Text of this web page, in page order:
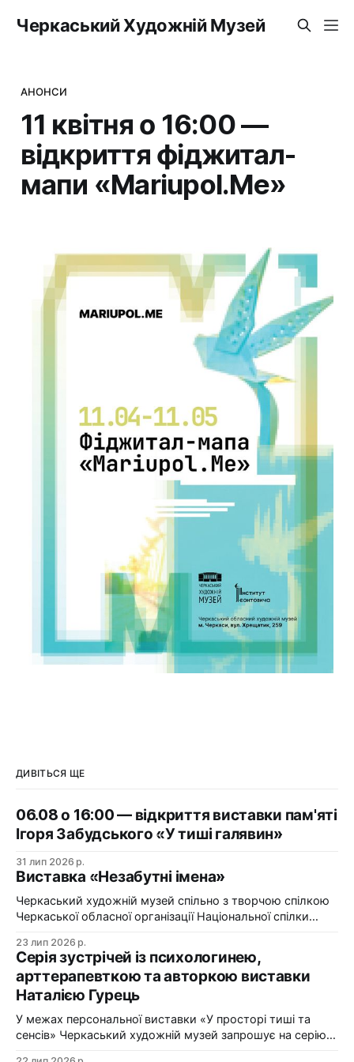
Черкаський Художній Музей
АНОНСИ
11 квітня о 16:00 —
відкриття фіджитал-
мапи «Mariupol.Me»
ДИВІТЬСЯ ЩЕ
06.08 о 16:00 — відкриття виставки пам'яті
Ігоря Забудського «У тиші галявин»
31 лип 2026 р.
Виставка «Незабутні імена»
Черкаський художній музей спільно з творчою спілкою
Черкаської обласної організації Національної спілки
імена». Виставка «Незабутні імена» — це мистецька
подорож у творчий спадок художників Черкащини, чий
життєвий шлях вже завершилися, але їх талант і
сьогодні продовжує промовляти до глядача мовою
образів, кольору та форми. До огляду
23 лип 2026 р.
Серія зустрічей із психологинею,
арттерапевткою та авторкою виставки
Наталією Гурець
У межах персональної виставки «У просторі тиші та
сенсів» Черкаський художній музей запрошує на серію